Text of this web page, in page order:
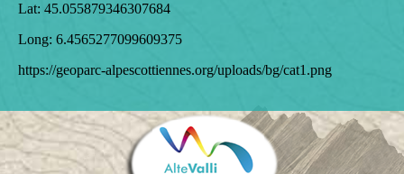
Lat: 45.055879346307684
Long: 6.4565277099609375
https://geoparc-alpescottiennes.org/uploads/bg/cat1.png